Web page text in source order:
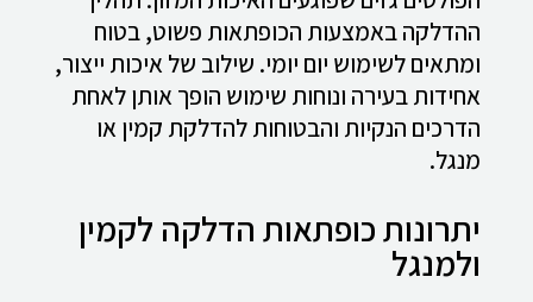
ההדלקה באמצעות הכופתאות פשוט, בטוח
ומתאים לשימוש יום יומי. שילוב של איכות ייצור,
אחידות בעירה ונוחות שימוש הופך אותן לאחת
הדרכים הנקיות והבטוחות להדלקת קמין או
מנגל.
יתרונות כופתאות הדלקה לקמין
ולמנגל